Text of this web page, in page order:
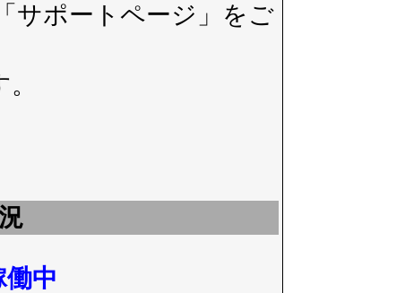
「サポートページ」 をご
働中